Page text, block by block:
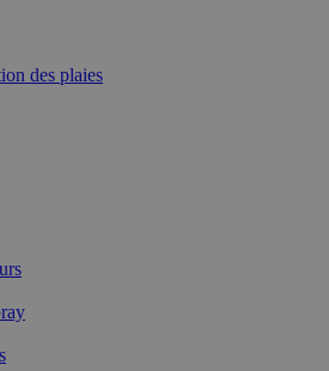
des plaies